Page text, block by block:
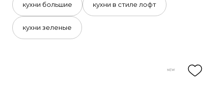
кухни большие кухни в стиле лофт
кухни зеленые